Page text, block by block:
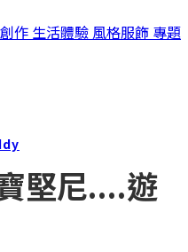
作 生活體驗 風格服飾 專題
堅尼....遊